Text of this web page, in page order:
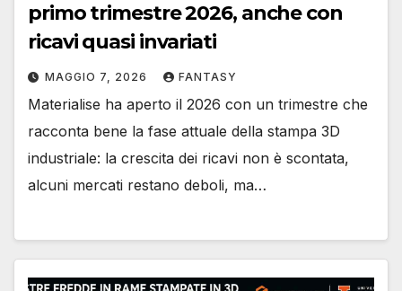
primo trimestre 2026, anche con
ricavi quasi invariati
MAGGIO 7, 2026 FANTASY
Materialise ha aperto il 2026 con un trimestre che
racconta bene la fase attuale della stampa 3D
industriale: la crescita dei ricavi non è scontata,
alcuni mercati restano deboli, ma…